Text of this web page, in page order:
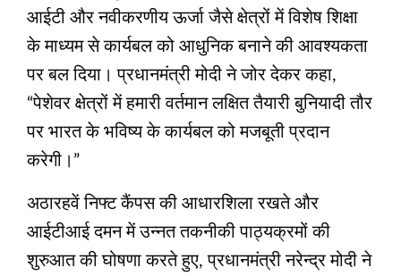
आईटी और नवीकरणीय ऊर्जा जैसे क्षेत्रों में विशेष शिक्षा
के माध्यम से कार्यबल को आधुनिक बनाने की आवश्यकता
पर बल दिया। प्रधानमंत्री मोदी ने जोर देकर कहा,
“पेशेवर क्षेत्रों में हमारी वर्तमान लक्षित तैयारी बुनियादी तौर
पर भारत के भविष्य के कार्यबल को मजबूती प्रदान
करेगी।”
अठारहवें निफ्ट कैंपस की आधारशिला रखते और
आईटीआई दमन में उन्नत तकनीकी पाठ्यक्रमों की
शुरुआत की घोषणा करते हुए, प्रधानमंत्री नरेन्द्र मोदी ने